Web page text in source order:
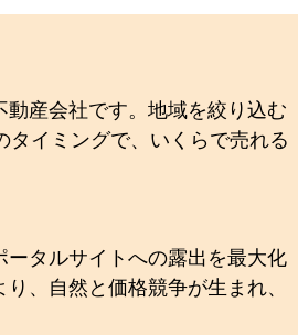
産会社です。地域を絞り込む
イミングで、いくらで売れる
タルサイトへの露出を最大化
、自然と価格競争が生まれ、